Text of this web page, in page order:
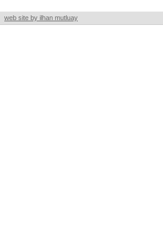
web site by ilhan mutluay